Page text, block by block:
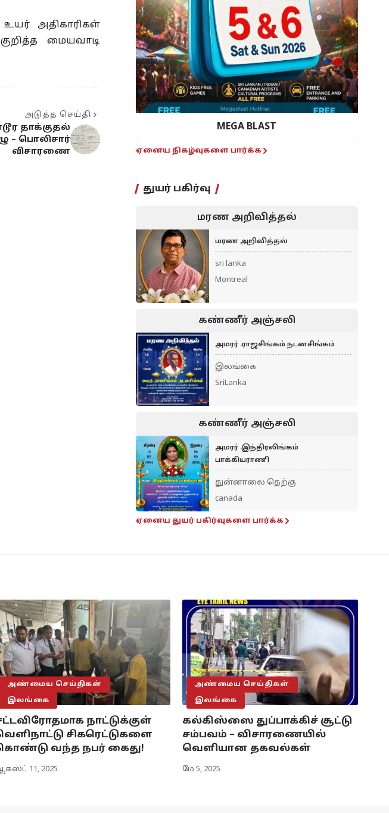
அதிகாரிகள்
மையவாடி
அடுத்த செய்தி
தாக்குதல்
– பொலிசார்
விசாரணை
MEGA BLAST
ஏனைய நிகழ்வுகளை பார்க்க
துயர் பகிர்வு
மரண அறிவித்தல்
மரண அறிவித்தல்
sri lanka
Montreal
கண்ணீர் அஞ்சலி
அமரர் .ராஜசிங்கம் நடனசிங்கம்
இலங்கை
SriLanka
கண்ணீர் அஞ்சலி
அமரர் .இந்திரலிங்கம்
பாக்கியராணி
துன்னாலை தெற்கு
canada
ஏனைய துயர் பகிர்வுகளை பார்க்க
அண்மைய செய்திகள்
இலங்கை
நாட்டுக்குள்
சிகரெட்டுகளை
வந்த நபர் கைது!
11, 2025
அண்மைய செய்திகள்
இலங்கை
கல்கிஸ்ஸை துப்பாக்கிச் சூட்டு
சம்பவம் – விசாரணையில்
வெளியான தகவல்கள்
மே 5, 2025